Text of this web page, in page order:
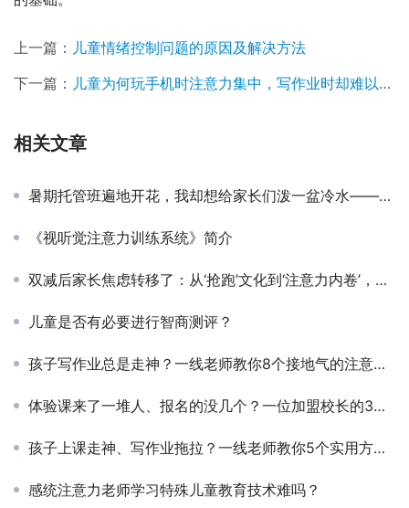
上一篇： 儿童情绪控制问题的原因及解决方法
下一篇： 儿童为何玩手机时注意力集中，写作业时却难以专注？
相关文章
暑期托管班遍地开花，我却想给家长们泼一盆冷水——一位训练老师的冷静观察
《视听觉注意力训练系统》简介
双减后家长焦虑转移了：从‘抢跑’文化到‘注意力内卷’，我们到底在焦虑什么？
儿童是否有必要进行智商测评？
孩子写作业总是走神？一线老师教你8个接地气的注意力训练方法
体验课来了一堆人、报名的没几个？一位加盟校长的3步招生转化实战心得
孩子上课走神、写作业拖拉？一线老师教你5个实用方法，在家就能练
感统注意力老师学习特殊儿童教育技术难吗？